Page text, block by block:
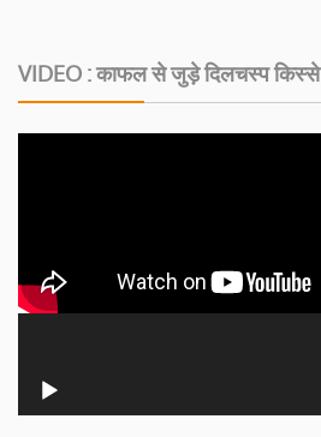
VIDEO : काफल से जुड़े दिलचस्‍प किस्‍से